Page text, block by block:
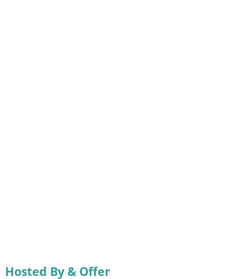
Hosted By & Offer